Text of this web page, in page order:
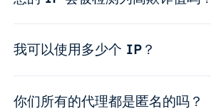
我可以使用多少个 IP？
你们所有的代理都是匿名的吗？